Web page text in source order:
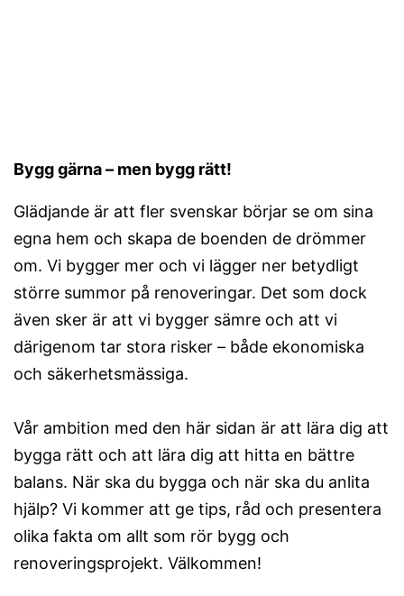
Bygg gärna – men bygg rätt!
Glädjande är att fler svenskar börjar se om sina
egna hem och skapa de boenden de drömmer
om. Vi bygger mer och vi lägger ner betydligt
större summor på renoveringar. Det som dock
även sker är att vi bygger sämre och att vi
därigenom tar stora risker – både ekonomiska
och säkerhetsmässiga.
Vår ambition med den här sidan är att lära dig att
bygga rätt och att lära dig att hitta en bättre
balans. När ska du bygga och när ska du anlita
hjälp? Vi kommer att ge tips, råd och presentera
olika fakta om allt som rör bygg och
renoveringsprojekt. Välkommen!